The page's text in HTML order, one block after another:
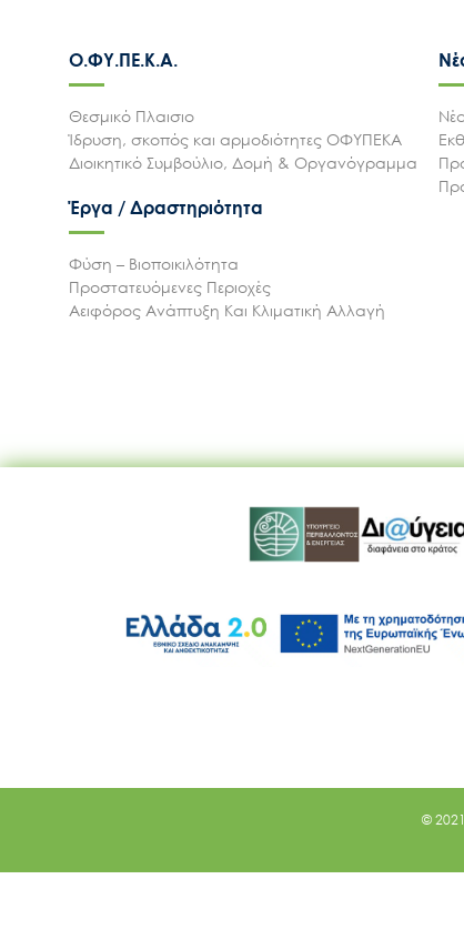
Ο.ΦΥ.ΠΕ.Κ.Α.
Θεσμικό Πλαισιο
Ίδρυση, σκοπός και αρμοδιότητες ΟΦΥΠΕΚΑ
Διοικητικό Συμβούλιο, Δομή & Οργανόγραμμα
Έργα / Δραστηριότητα
Φύση – Βιοποικιλότητα
Προστατευόμενες Περιοχές
Αειφόρος Ανάπτυξη Και Κλιματική Αλλαγή
©